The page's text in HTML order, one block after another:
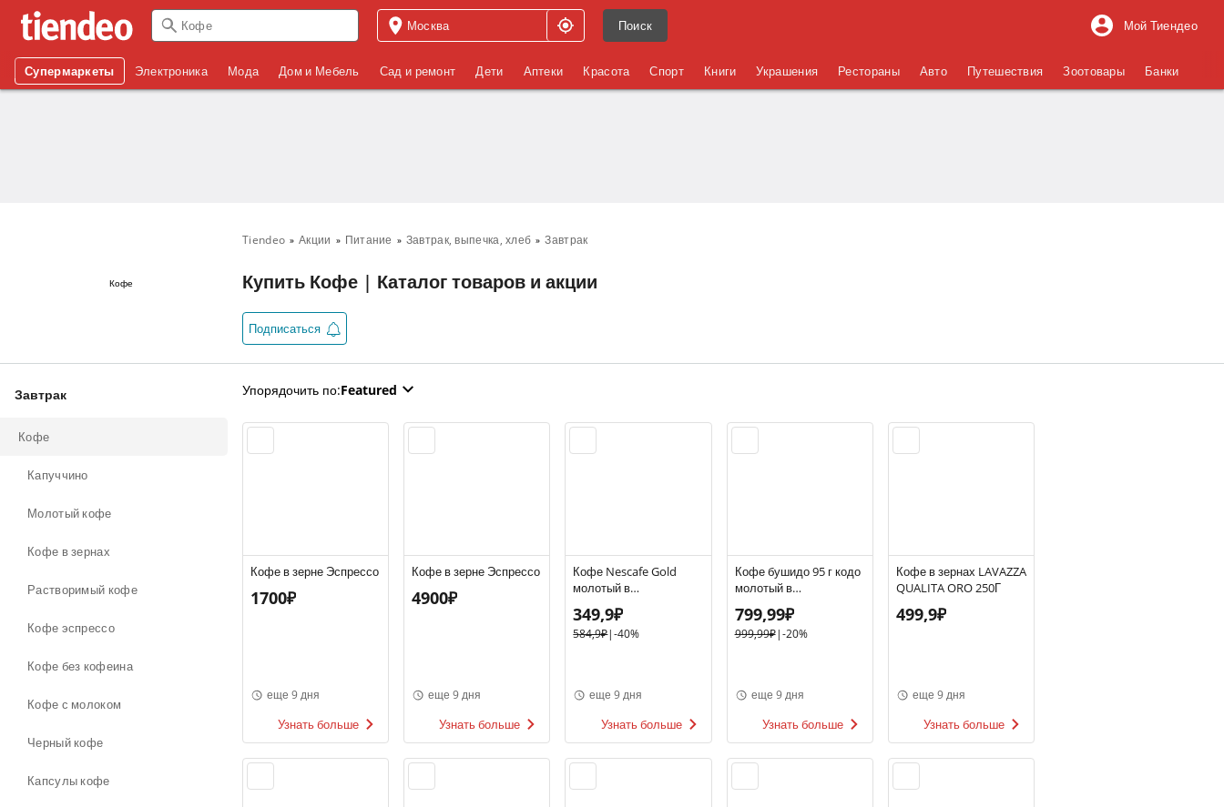
Поиск Мой Тиендео
Супермаркеты Электроника Мода Дом и Мебель Сад и ремонт Дети Аптеки Красота Спорт Книги Украшения Рестораны Авто Путешествия Зоотовары Банки
Кофе
Tiendeo Акции Питание Завтрак, выпечка, хлеб Завтрак
Купить Кофе | Каталог товаров и акции
Подписаться
Завтрак
Кофе
Капуччино
Молотый кофе
Кофе в зернах
Растворимый кофе
Кофе эспрессо
Кофе без кофеина
Кофе с молоком
Черный кофе
Капсулы кофе
Упорядочить по:Featured
Кофе в зерне Эспрессо
1700₽
еще 9 дня
Узнать больше
Кофе в зерне Эспрессо
4900₽
еще 9 дня
Узнать больше
Кофе Nescafe Gold
молотый в
растворимом
сублимированный 95 г
349,9₽
584,9₽|-40%
еще 9 дня
Узнать больше
Кофе бушидо 95 г кодо
молотый в
растворимом ст/б
799,99₽
999,99₽|-20%
еще 9 дня
Узнать больше
Кофе в зернах LAVAZZA
QUALITA ORO 250Г
499,9₽
еще 9 дня
Узнать больше